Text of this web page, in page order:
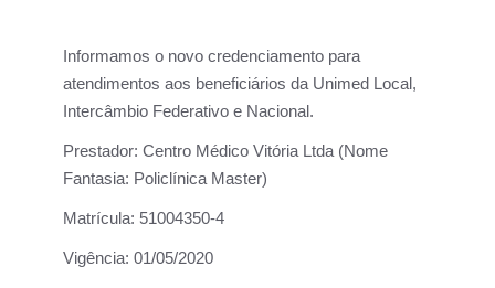
Informamos o novo credenciamento para
atendimentos aos beneficiários da Unimed Local,
Intercâmbio Federativo e Nacional.
Prestador: Centro Médico Vitória Ltda (Nome
Fantasia: Policlínica Master)
Matrícula: 51004350-4
Vigência: 01/05/2020